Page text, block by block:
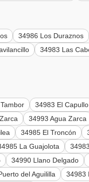
34986 Los Duraznos
34983 Las
34983 El Capullo
34993 Agua Zarca
34985 El Troncón
La Guajolota
34990 Llano Delgado
del Aguililla 34983